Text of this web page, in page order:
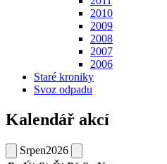
2010
2009
2008
2007
2006
Staré kroniky
Svoz odpadu
Kalendář akcí
Srpen2026